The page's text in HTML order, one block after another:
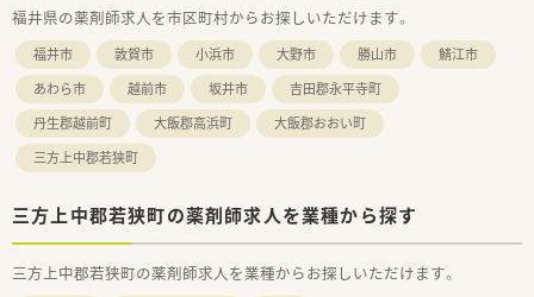
福井県の薬剤師求人を市区町村からお探しいただけます。
福井市 敦賀市 小浜市 大野市 勝山市
鯖江市
あわら市
越前市 坂井市
吉田郡永平寺町
丹生郡越前町
大飯郡高浜町
大飯郡おおい町
三方上中郡若狭町
三方上中郡若狭町の薬剤師求人を業種から探す
三方上中郡若狭町の薬剤師求人を業種からお探しいただけます。